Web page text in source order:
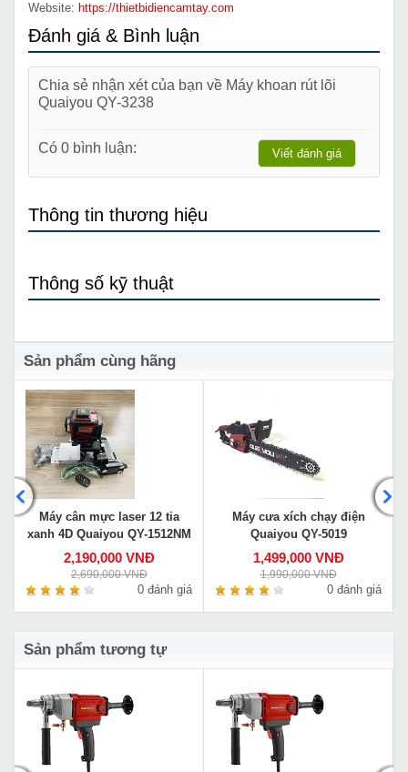
Website: https://thietbidiencamtay.com
Đánh giá & Bình luận
Chia sẻ nhận xét của bạn về Máy khoan rút lõi
Quaiyou QY-3238
Có 0 bình luận: Viết đánh giá
Thông tin thương hiệu
Thông số kỹ thuật
Sản phẩm cùng hãng
Máy cân mực laser 12 tia
xanh 4D Quaiyou QY-1512NM
2,190,000 VNĐ
2,690,000 VNĐ
0 đánh giá
Máy cưa xích chạy điện
Quaiyou QY-5019
1,499,000 VNĐ
1,990,000 VNĐ
0 đánh giá
Sản phẩm tương tự